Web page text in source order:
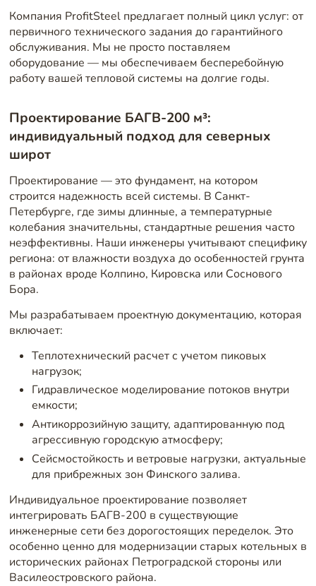
Компания ProfitSteel предлагает полный цикл услуг: от
первичного технического задания до гарантийного
обслуживания. Мы не просто поставляем
оборудование — мы обеспечиваем бесперебойную
работу вашей тепловой системы на долгие годы.
Проектирование БАГВ-200 м³:
индивидуальный подход для северных
широт
Проектирование — это фундамент, на котором
строится надежность всей системы. В Санкт-
Петербурге, где зимы длинные, а температурные
колебания значительны, стандартные решения часто
неэффективны. Наши инженеры учитывают специфику
региона: от влажности воздуха до особенностей грунта
в районах вроде Колпино, Кировска или Соснового
Бора.
Мы разрабатываем проектную документацию, которая
включает:
Теплотехнический расчет с учетом пиковых
нагрузок;
Гидравлическое моделирование потоков внутри
емкости;
Антикоррозийную защиту, адаптированную под
агрессивную городскую атмосферу;
Сейсмостойкость и ветровые нагрузки, актуальные
для прибрежных зон Финского залива.
Индивидуальное проектирование позволяет
интегрировать БАГВ-200 в существующие
инженерные сети без дорогостоящих переделок. Это
особенно ценно для модернизации старых котельных в
исторических районах Петроградской стороны или
Василеостровского района.